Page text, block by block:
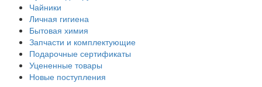
Чайники
Личная гигиена
Бытовая химия
Запчасти и комплектующие
Подарочные сертификаты
Уцененные товары
Новые поступления